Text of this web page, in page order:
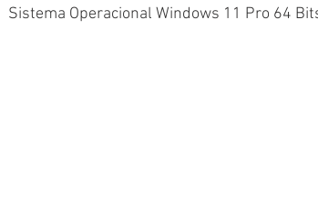
Sistema Operacional Windows 11 Pro 64